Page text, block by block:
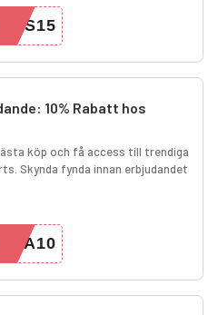
TS15
10% Rabatt hos
köp och få access till trendiga
Skynda fynda innan erbjudandet
A10